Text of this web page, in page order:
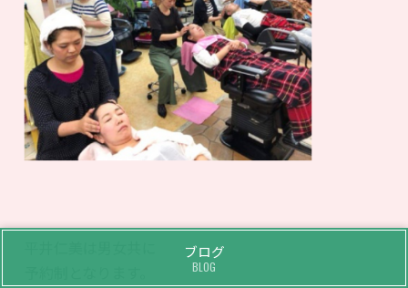
ブログ
BLOG